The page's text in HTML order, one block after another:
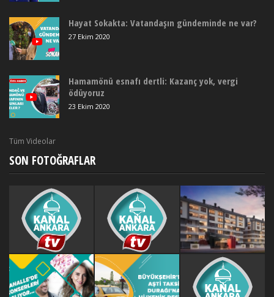
Hayat Sokakta: Vatandaşın gündeminde ne var?
27 Ekim 2020
Hamamönü esnafı dertli: Kazanç yok, vergi
ödüyoruz
23 Ekim 2020
Tüm Videolar
SON FOTOĞRAFLAR